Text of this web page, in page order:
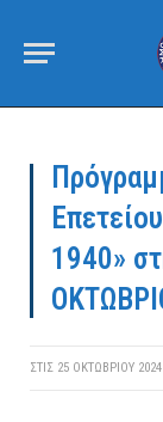
1940»
ΣΤΙΣ 25 ΟΚΤΩΒΡΊΟΥ 2024